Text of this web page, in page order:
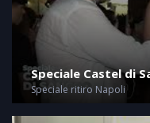
Speciale Castel di
agosto 2026
Speciale ritiro Napoli